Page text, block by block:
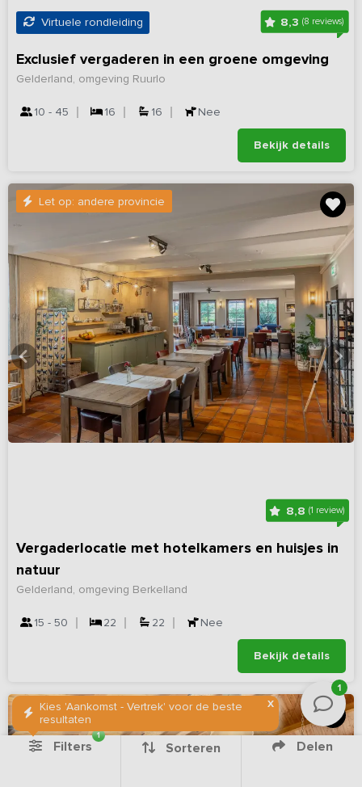
Virtuele rondleiding 8,3(8 reviews)
Exclusief vergaderen in een groene omgeving
Gelderland, omgeving Ruurlo
10 - 45 16 16 Nee
Bekijk details
Let op: andere provincie
8,8 (1 review)
Vergaderlocatie met hotelkamers en huisjes in
natuur
Gelderland, omgeving Berkelland
15 - 50 22 22 Nee
Bekijk details
Let op: andere provincie
X
Kies 'Aankomst - Vertrek' voor de beste
resultaten
1
Filters
1
Sorteren Delen